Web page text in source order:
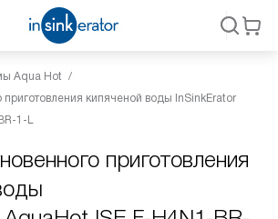
Aqua Hot
кипяченой воды InSinkErator
1-L
приготовления